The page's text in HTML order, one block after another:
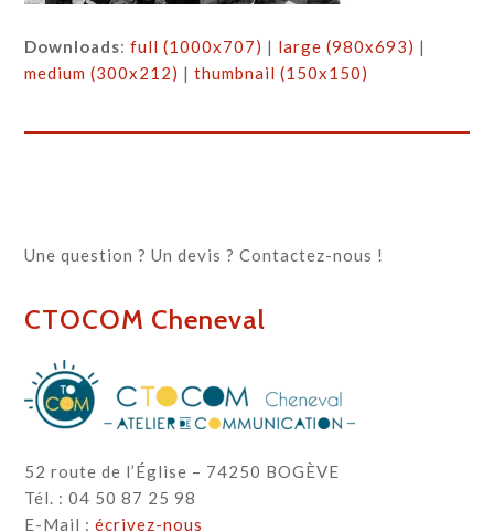
Downloads:full (1000x707) | large (980x693) |
medium (300x212) |thumbnail (150x150)
Une question ? Un devis ? Contactez-nous !
CTOCOM Cheneval
52 route de l’Église – 74250 BOGÈVE
Tél. : 04 50 87 25 98
E-Mail :écrivez-nous